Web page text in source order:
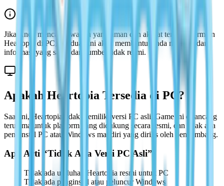
Jika Anda mencari jawaban yang aman dan akurat tentang bermain
Heartopia di PC, panduan ini akan membantu Anda menghindari
informasi yang salah dan sumber tidak resmi.
Apakah Heartopia Tersedia di PC?
Saat ini, Heartopia tidak memiliki versi PC asli. Game ini dirancang
terutama untuk platform yang didukung secara resmi, dan tidak ada
penginstal PC atau Windows mandiri yang dirilis oleh pengembang.
Apa Arti “Tidak Ada Versi PC Asli”
Tidak ada unduhan Heartopia resmi untuk PC
Tidak ada penginstal atau peluncur Windows